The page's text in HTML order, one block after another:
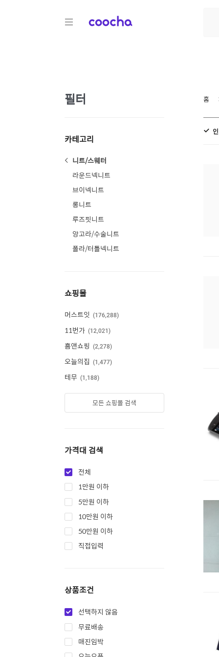
COOCHA
필터
카테고리
니트/스웨터
라운드넥니트
브이넥니트
롱니트
루즈핏니트
앙고라/수술니트
폴라/터틀넥니트
쇼핑몰
머스트잇 176,288
11번가 12,021
홈앤쇼핑 2,278
오늘의집 1,477
테무 1,188
모든 쇼핑몰 검색
가격대 검색
전체
1만원 이하
5만원 이하
10만원 이하
50만원 이하
직접입력
상품조건
선택하지 않음
무료배송
매진임박
홈